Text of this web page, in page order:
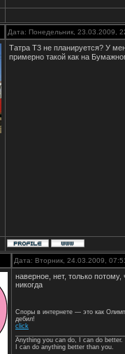
Дата: Понедельник, 23.03.2009,
Татра Т3 не планируется? У
примерно такой как на
Дата: Вторник, 24.03.2009,
наверное, нет, только
никогда
Споры в интернете — это как
дебил!
click
Anything you can do, I can do better.
I can do anything better than you.